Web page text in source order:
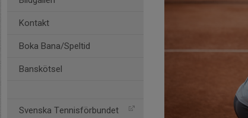
Kontakt
Boka Bana/Speltid
Banskötsel
Svenska Tennisförbundet